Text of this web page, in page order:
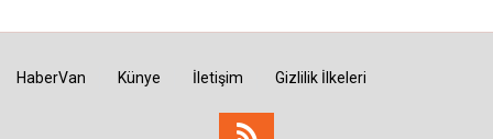
HaberVan Künye İletişim Gizlilik İlkeleri